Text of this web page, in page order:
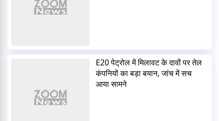
E20 पेट्रोल में मिलावट के दावों पर तेल
कंपनियों का बड़ा बयान, जांच में सच
आया सामने